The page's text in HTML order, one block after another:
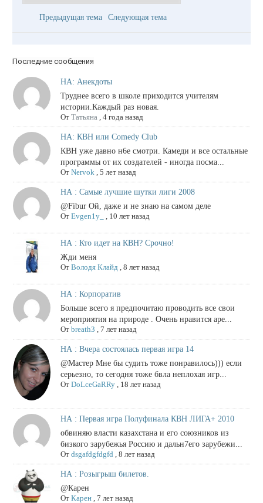
Предыдущая тема Следующая тема
Последние сообщения
НА: Анекдоты
Труднее всего в школе приходится учителям
истории.Каждый раз новая.
От Татьяна, 4 года назад
НА: КВН или Comedy Club
КВН уже давно н6е смотри. Камеди и все остальные
программы от их создателей - иногда посма...
От Nervok, 5 лет назад
НА : Самые лучшие шутки лиги 2008
@Fibur Ой, даже и не знаю на самом деле
От Evgen1y_ , 10 лет назад
НА : Кто идет на КВН? Срочно!
Жди меня
От Володя Клайд 8 лет назад
НА : Корпоратив
Больше всего я предпочитаю проводить все свои
мероприятия на природе . Очень нравится аре...
От breath3 7 лет назад
НА : Вчера состоялась первая игра 14
@Мастер Мне бы судить тоже понравилось))) если
серьезно, то сегодня тоже бвла неплохая игр...
От DoLceGaRRy, 18 лет назад
НА : Первая игра Полуфинала КВН ЛИГА+ 2010
обвиняю власти казахстана и его союзников из
бизкого зарубежья Россию и дальн7его зарубежи...
От dsgafdgfdgfd 8 лет назад
НА : Розыгрыш билетов.
@Карен
От Карен, 7 лет назад